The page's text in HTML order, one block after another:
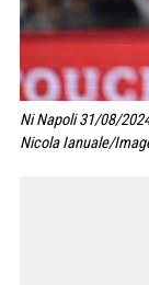
Ni Napoli 31/08/
Nicola Ianuale/